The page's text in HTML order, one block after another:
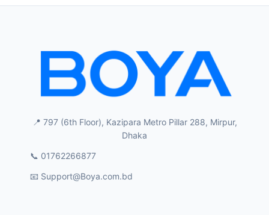
📍 797 (6th Floor), Kazipara Metro Pillar 288, Mirpur,
Dhaka
📞 01762266877
📧 Support@Boya.com.bd